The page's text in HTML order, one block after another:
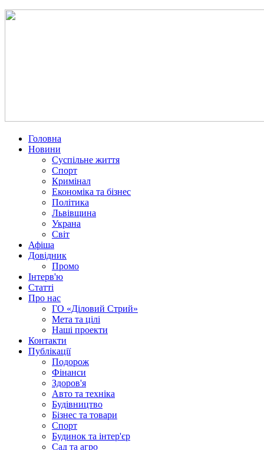
Головна
Новини
Суспільне життя
Спорт
Кримінал
Економіка та бізнес
Політика
Львівщина
Украна
Світ
Афіша
Довідник
Промо
Інтерв'ю
Статті
Про нас
ГО «Діловий Стрий»
Мета та цілі
Наші проекти
Контакти
Публікації
Подорож
Фінанси
Здоров'я
Авто та техніка
Будівництво
Бізнес та товари
Спорт
Будинок та інтер'єр
Сад та агро